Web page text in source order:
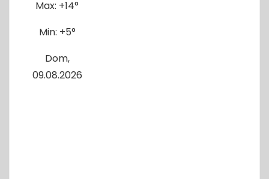
Max: +14°
Min: +5°
Dom,
09.08.2026